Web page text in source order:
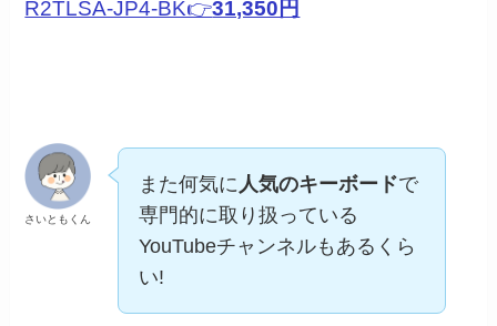
R2TLSA-JP4-BK👉31,350円
さいともくん
また何気に 人気のキーボードで
専門的に取り扱っている
YouTubeチャンネルもあるくら
い!